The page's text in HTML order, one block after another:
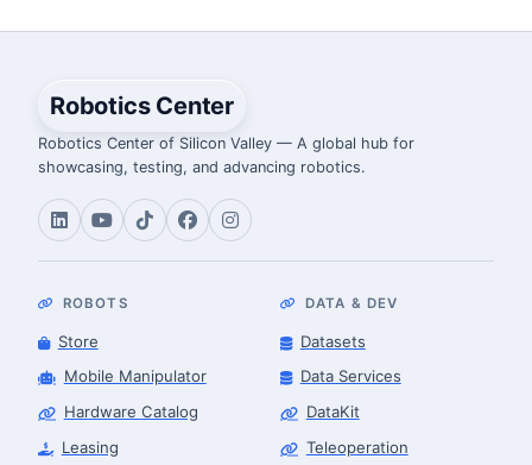
Robotics Center
Robotics Center of Silicon Valley — A global hub for
showcasing, testing, and advancing robotics.
ROBOTS
Store
Mobile Manipulator
Hardware Catalog
Leasing
DATA & DEV
Datasets
Data Services
DataKit
Teleoperation